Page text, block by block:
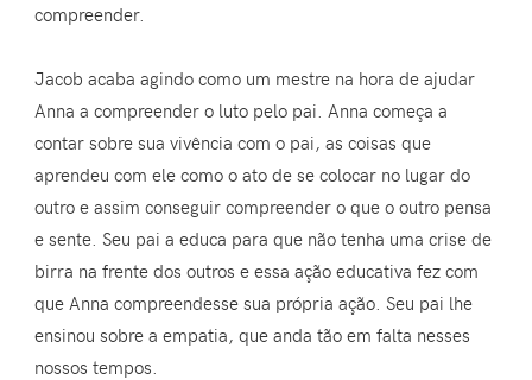
compreender.
Jacob acaba agindo como um mestre na hora de ajudar
Anna a compreender o luto pelo pai. Anna começa a
contar sobre sua vivência com o pai, as coisas que
aprendeu com ele como o ato de se colocar no lugar do
outro e assim conseguir compreender o que o outro pensa
e sente. Seu pai a educa para que não tenha uma crise de
birra na frente dos outros e essa ação educativa fez com
que Anna compreendesse sua própria ação. Seu pai lhe
ensinou sobre a empatia, que anda tão em falta nesses
nossos tempos.